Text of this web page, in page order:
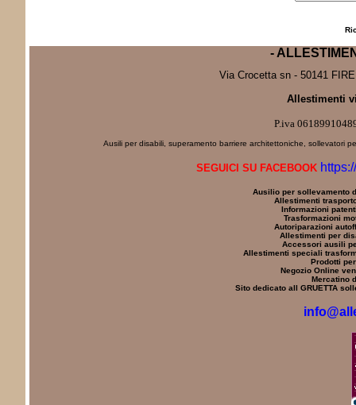
-
Via Crocetta sn - 50141
Allestimenti
P.iva
Ausili per disabili, superamento barriere architettoniche, sollevatori
SEGUICI SU FACEBOOK
Ausilio per sollevamento
Allestimenti
Informazioni
Trasformazioni
Autoriparazioni
Allestimenti per
Accessori ausili
Allestimenti speciali
Prodotti
Negozio Online
Mercatino
Sito dedicato all GRUETTA